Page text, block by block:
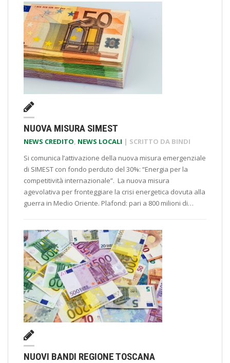
NUOVA MISURA SIMEST
NEWS CREDITO, NEWS LOCALI | SCRITTO DA BINDI
Si comunica l’attivazione della nuova misura emergenziale
di SIMEST con fondo perduto del 30%: “Energia per la
competitività internazionale”. La nuova misura
agevolativa per fronteggiare la crisi energetica dovuta alla
guerra in Medio Oriente. Plafond: pari a 800 milioni di…
NUOVI BANDI REGIONE TOSCANA